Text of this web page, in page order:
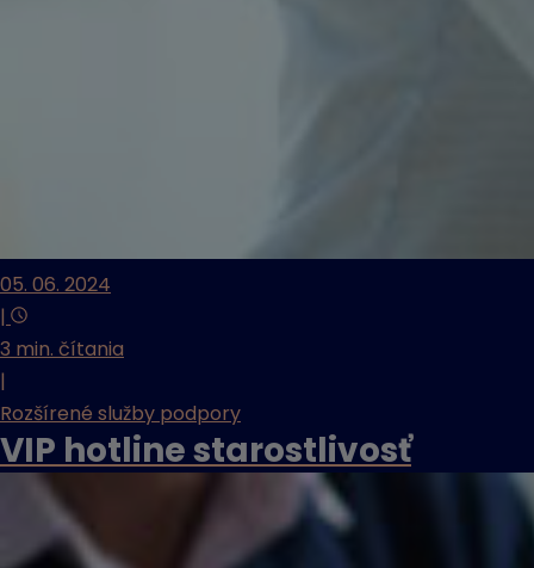
05. 06. 2024
|
3 min. čítania
|
Rozšírené služby podpory
VIP hotline starostlivosť